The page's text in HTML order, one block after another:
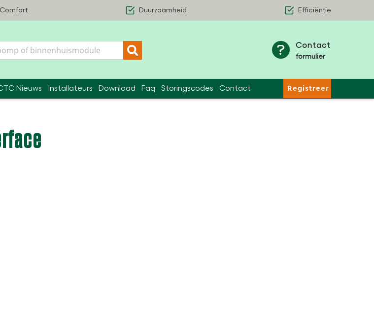
Duurzaamheid Efficiëntie
Contact
formulier
Nieuws Installateurs Download Faq Storingscodes Contact Registreer